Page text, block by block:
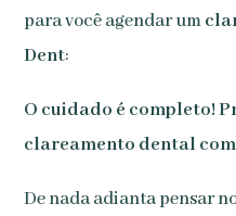
para você agendar um
Dent:
O cuidado é completo!
clareamento dental
De nada adianta pensar